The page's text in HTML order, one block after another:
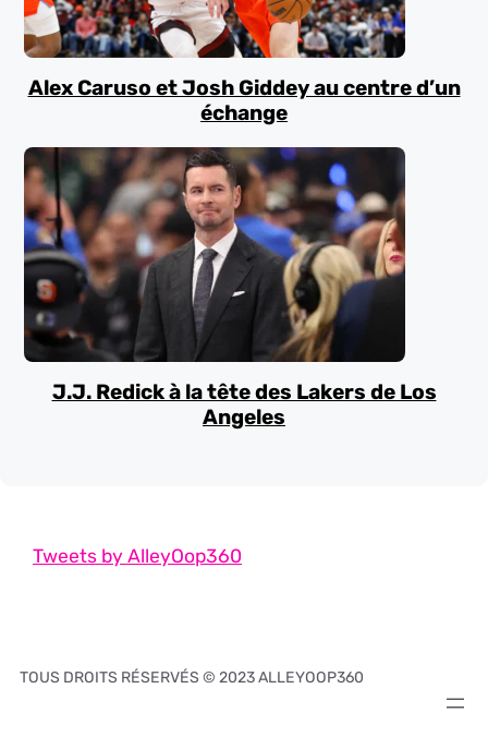
Alex Caruso et Josh Giddey au centre d’un
échange
J.J. Redick à la tête des Lakers de Los
Angeles
Tweets by AlleyOop360
TOUS DROITS RÉSERVÉS © 2023 ALLEYOOP360